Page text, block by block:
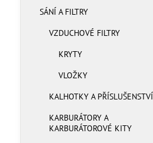
SÁNÍ A FILTRY
VZDUCHOVÉ FILTRY
KRYTY
VLOŽKY
KALHOTKY A PŘÍSLUŠENSTVÍ
KARBURÁTORY A
KARBURÁTOROVÉ KITY